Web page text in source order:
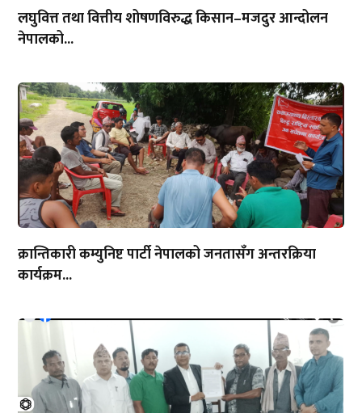
लघुवित्त तथा वित्तीय शोषणविरुद्ध किसान–मजदुर आन्दोलन
नेपालको...
क्रान्तिकारी कम्युनिष्ट पार्टी नेपालको जनतासँग अन्तरक्रिया
कार्यक्रम...